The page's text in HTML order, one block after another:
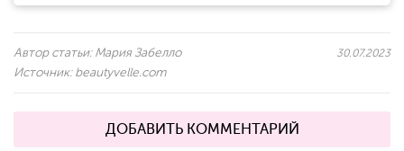
Автор статьи: Мария Забелло
Источник: beautyvelle.com
30.07.2023
ДОБАВИТЬ КОММЕНТАРИЙ